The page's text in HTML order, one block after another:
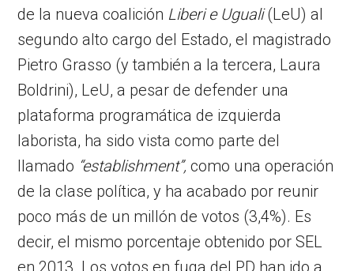
de la nueva coalición Liberi e Uguali(LeU) al
segundo alto cargo del Estado, el magistrado
Pietro Grasso (y también a la tercera, Laura
Boldrini), LeU, a pesar de defender una
plataforma programática de izquierda
laborista, ha sido vista como parte del
llamado “establishment”,como una operación
de la clase política, y ha acabado por reunir
poco más de un millón de votos (3,4%). Es
decir, el mismo porcentaje obtenido por SEL